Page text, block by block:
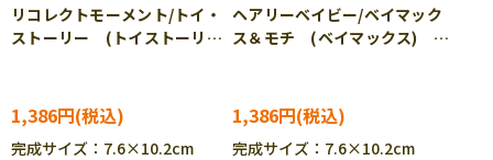
リコレクトモーメント/トイ・
ストーリー (トイストーリ
TS］
1,386円
完成サイズ：7.6×10.2cm
ヘアリーベイビー/ベイマック
ス＆モチ (ベイマックス)
1,386円
完成サイズ：7.6×10.2cm